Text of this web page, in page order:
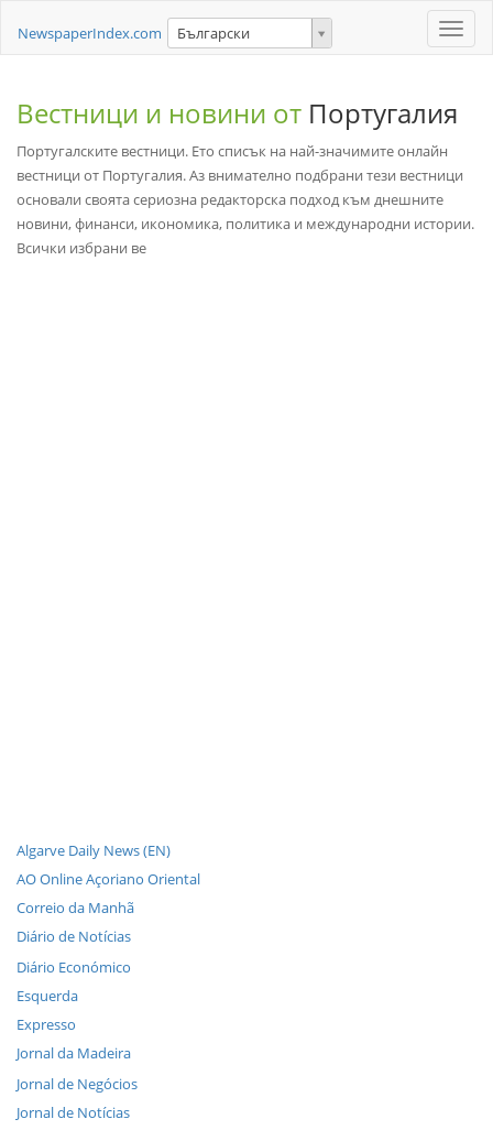
Toggle
NewspaperIndex.com Български
Вестници и новини от Португалия
Португалските вестници. Ето списък на най-значимите онлайн
вестници от Португалия. Аз внимателно подбрани тези вестници
основали своята сериозна редакторска подход към днешните
новини, финанси, икономика, политика и международни истории.
Всички избрани ве
Algarve Daily News (EN)
AO Online Açoriano Oriental
Correio da Manhã
Diário de Notícias
Diário Económico
Esquerda
Expresso
Jornal da Madeira
Jornal de Negócios
Jornal de Notícias